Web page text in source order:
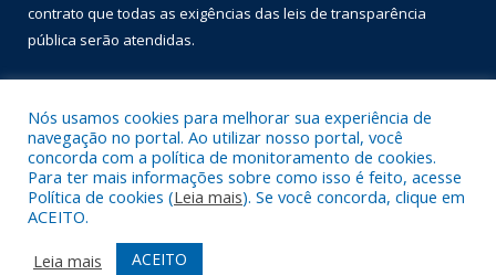
contrato que todas as exigências das leis de transparência
pública serão atendidas.
Todos os direitos reservados a Prefeitura Municipal de Óbidos.
Mapa do Site
Acessar Área Administrativa
Nós usamos cookies para melhorar sua experiência de
navegação no portal. Ao utilizar nosso portal, você
concorda com a política de monitoramento de cookies.
Para ter mais informações sobre como isso é feito, acesse
Política de cookies (Leia mais). Se você concorda, clique em
ACEITO.
Leia mais
ACEITO